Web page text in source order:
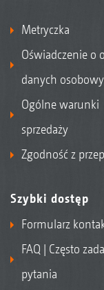
Metryczka
Oświadczenie o
danych
Ogólne warunki
sprzedaży
Zgodność z
Szybki dostęp
Formularz
FAQ | Często
pytania